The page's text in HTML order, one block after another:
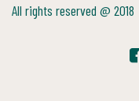
All rights reserved @ 2018